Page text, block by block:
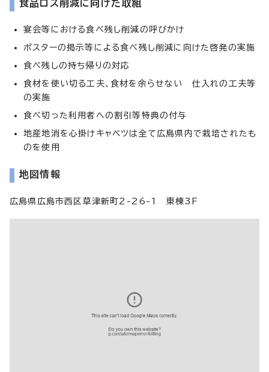
食品ロス削減に向けた取組
宴会等における食べ残し削減の呼びかけ
ポスターの掲示等による食べ残し削減に向けた啓発の実施
食べ残しの持ち帰りの対応
食材を使い切る工夫、食材を余らせない 仕入れの工夫等
の実施
食べ切った利用者への割引等特典の付与
地産地消を心掛けキャベツは全て広島県内で栽培されたも
のを使用
地図情報
広島県広島市西区草津新町2-26-1 東棟3F